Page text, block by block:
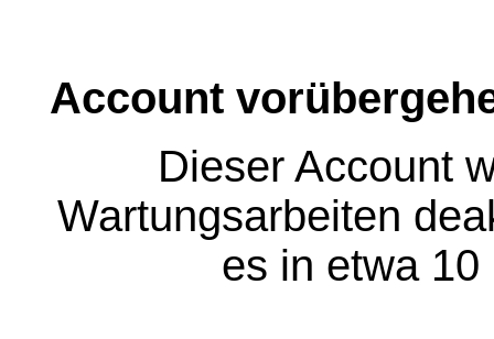
Account
Dieser Account
Wartungsarbeiten
es in etwa